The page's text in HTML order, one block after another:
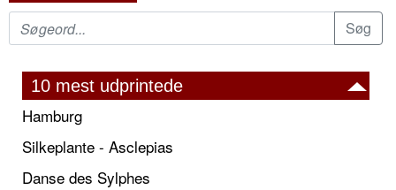
10 mest udprintede
Hamburg
Silkeplante - Asclepias
Danse des Sylphes